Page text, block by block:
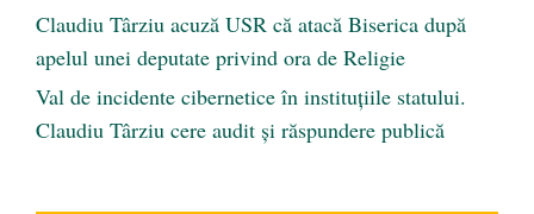
Claudiu Târziu acuză USR că atacă Biserica după
apelul unei deputate privind ora de Religie
Val de incidente cibernetice în instituțiile statului.
Claudiu Târziu cere audit și răspundere publică